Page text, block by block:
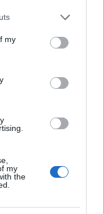
one or more Google
You may click to
third-party tags to
in below Google
my
my
the